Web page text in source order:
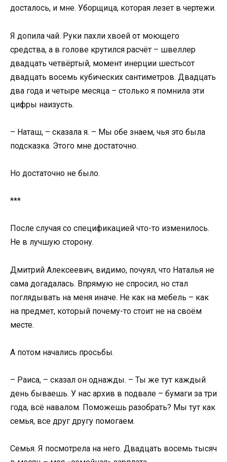
досталось, и мне. Уборщица, которая лезет в чертежи.
Я допила чай. Руки пахли хвоей от моющего
средства, а в голове крутился расчёт – швеллер
двадцать четвёртый, момент инерции шестьсот
двадцать восемь кубических сантиметров. Двадцать
два года и четыре месяца – столько я помнила эти
цифры наизусть.
– Наташ, – сказала я. – Мы обе знаем, чья это была
подсказка. Этого мне достаточно.
Но достаточно не было.
***
После случая со спецификацией что-то изменилось.
Не в лучшую сторону.
Дмитрий Алексеевич, видимо, почуял, что Наталья не
сама догадалась. Впрямую не спросил, но стал
поглядывать на меня иначе. Не как на мебель – как
на предмет, который почему-то стоит не на своём
месте.
А потом начались просьбы.
– Раиса, – сказал он однажды. – Ты же тут каждый
день бываешь. У нас архив в подвале – бумаги за три
года, всё навалом. Поможешь разобрать? Мы тут как
семья, все друг другу помогаем.
Семья. Я посмотрела на него. Двадцать восемь тысяч